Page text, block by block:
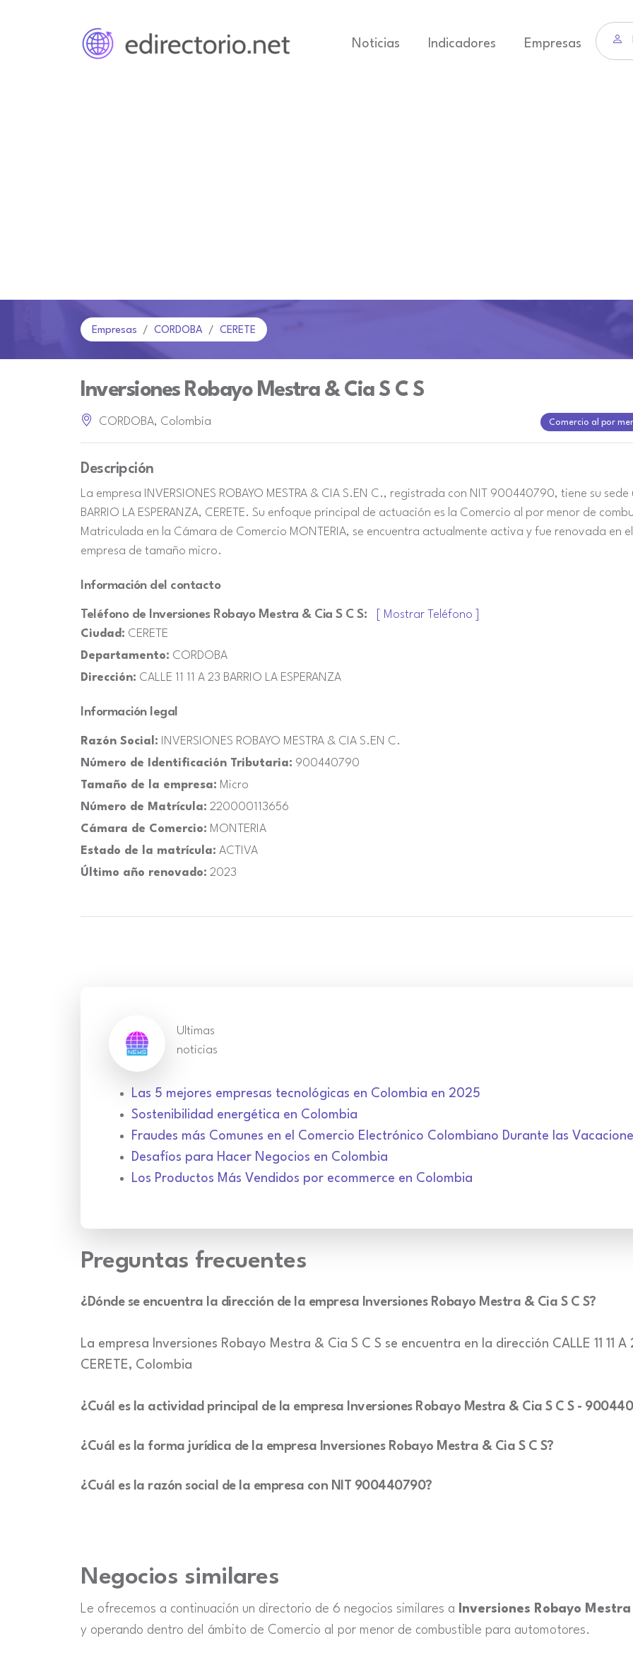
Noticias Indicadores Empresas
Empresas CORDOBA CERETE
Inversiones Robayo Mestra & Cia S C S
CORDOBA, Colombia Comercio al por
Descripción
La empresa INVERSIONES ROBAYO MESTRA & CIA S.EN C., registrada con NIT 900440790, tiene su sede
BARRIO LA ESPERANZA, CERETE. Su enfoque principal de actuación es la Comercio al por menor de
Matriculada en la Cámara de Comercio MONTERIA, se encuentra actualmente activa y fue renovada en
empresa de tamaño micro.
Información del contacto
Teléfono de Inversiones Robayo Mestra & Cia S C S:
[ Mostrar Teléfono ]
Ciudad: CERETE
Departamento: CORDOBA
Dirección: CALLE 11 11 A 23 BARRIO LA ESPERANZA
Información legal
Razón Social: INVERSIONES ROBAYO MESTRA & CIA S.EN C.
Número de Identificación Tributaria: 900440790
Tamaño de la empresa: Micro
Número de Matrícula: 220000113656
Cámara de Comercio: MONTERIA
Estado de la matrícula: ACTIVA
Último año renovado: 2023
Ultimas
noticias
Las 5 mejores empresas tecnológicas en Colombia en 2025
Sostenibilidad energética en Colombia
Fraudes más Comunes en el Comercio Electrónico Colombiano Durante las
Desafíos para Hacer Negocios en Colombia
Los Productos Más Vendidos por ecommerce en Colombia
Preguntas frecuentes
¿Dónde se encuentra la dirección de la empresa Inversiones Robayo Mestra & Cia S C S?
La empresa Inversiones Robayo Mestra & Cia S C S se encuentra en la dirección CALLE 11 11 A
CERETE, Colombia
¿Cuál es la actividad principal de la empresa Inversiones Robayo Mestra & Cia S C S -
¿Cuál es la forma jurídica de la empresa Inversiones Robayo Mestra & Cia S C S?
¿Cuál es la razón social de la empresa con NIT 900440790?
Negocios similares
Le ofrecemos a continuación un directorio de 6 negocios similares a
Inversiones Robayo Mestra
y operando dentro del ámbito de Comercio al por menor de combustible para automotores.